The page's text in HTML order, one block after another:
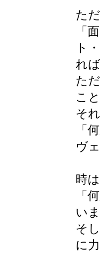
た
「
ト
れ
た
こ
そ
「
ヴ
時
「
い
そ
に